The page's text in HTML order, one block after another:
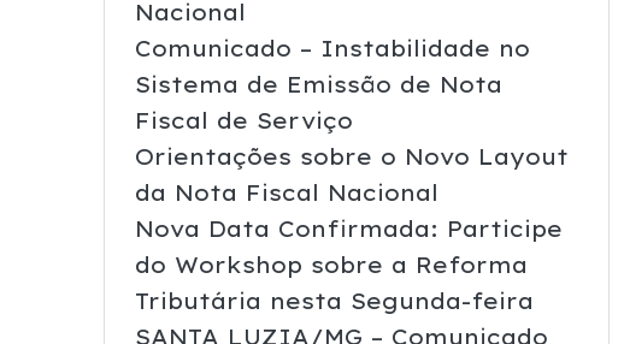
Nacional
Comunicado – Instabilidade no
Sistema de Emissão de Nota
Fiscal de Serviço
Orientações sobre o Novo Layout
da Nota Fiscal Nacional
Nova Data Confirmada: Participe
do Workshop sobre a Reforma
Tributária nesta Segunda-feira
SANTA LUZIA/MG – Comunicado